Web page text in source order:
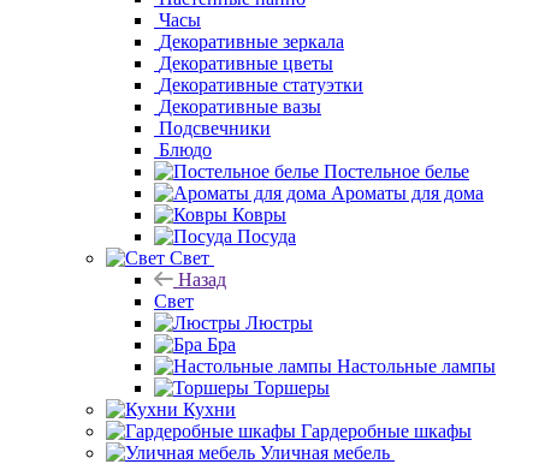
зеркала
Декоративные цветы
статуэтки
Подсвечники
Блюдо
Постельное белье
Ароматы для дома
Ковры
Посуда
Свет
Назад
Свет
Люстры
Бра
Настольные лампы
Торшеры
Кухни